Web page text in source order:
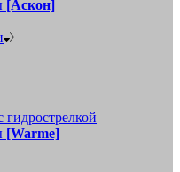
[Аскон]
гидрострелкой
[Warme]